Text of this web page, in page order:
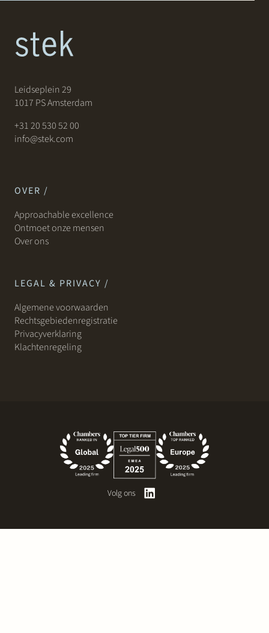
Leidseplein 29
1017 PS Amsterdam
+31 20 530 52 00
info@stek.com
OVER /
Approachable excellence
Ontmoet onze mensen
Over ons
LEGAL & PRIVACY /
Algemene voorwaarden
Rechtsgebiedenregistratie
Privacyverklaring
Klachtenregeling
Volg ons